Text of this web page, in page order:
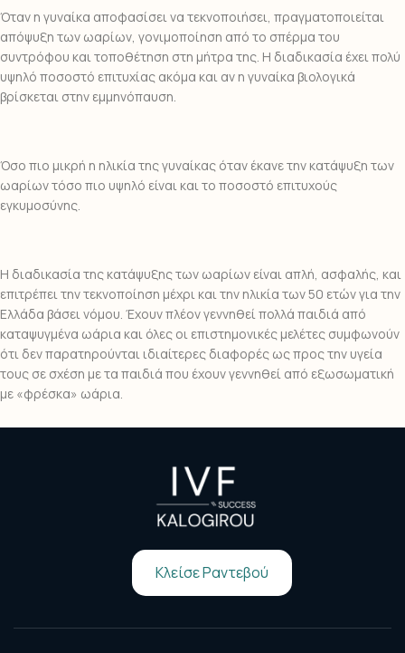
Όταν η γυναίκα αποφασίσει να τεκνοποιήσει, πραγματοποιείται
απόψυξη των ωαρίων, γονιμοποίηση από το σπέρμα του
συντρόφου και τοποθέτηση στη μήτρα της. Η διαδικασία έχει πολύ
υψηλό ποσοστό επιτυχίας ακόμα και αν η γυναίκα βιολογικά
βρίσκεται στην εμμηνόπαυση.
Όσο πιο μικρή η ηλικία της γυναίκας όταν έκανε την κατάψυξη των
ωαρίων τόσο πιο υψηλό είναι και το ποσοστό επιτυχούς
εγκυμοσύνης.
Η διαδικασία της κατάψυξης των ωαρίων είναι απλή, ασφαλής, και
επιτρέπει την τεκνοποίηση μέχρι και την ηλικία των 50 ετών για την
Ελλάδα βάσει νόμου. Έχουν πλέον γεννηθεί πολλά παιδιά από
καταψυγμένα ωάρια και όλες οι επιστημονικές μελέτες συμφωνούν
ότι δεν παρατηρούνται ιδιαίτερες διαφορές ως προς την υγεία
τους σε σχέση με τα παιδιά που έχουν γεννηθεί από εξωσωματική
με «φρέσκα» ωάρια.
Κλείσε Ραντεβού